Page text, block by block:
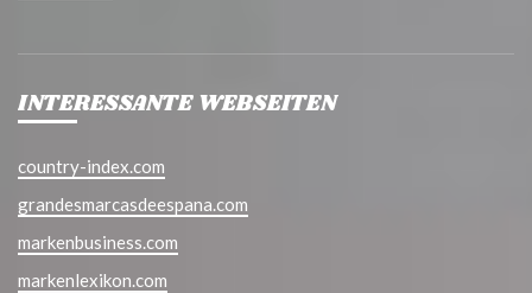
INTERESSANTE WEBSEITEN
country-index.com
grandesmarcasdeespana.com
markenbusiness.com
markenlexikon.com